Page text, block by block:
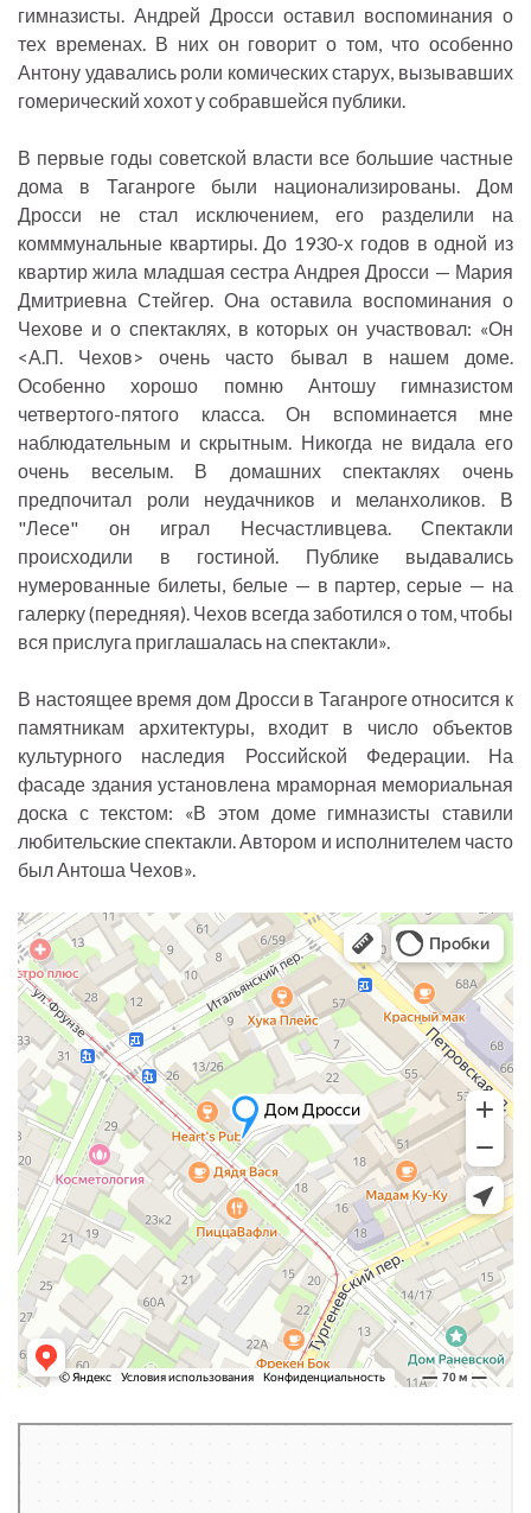
гимназисты. Андрей Дросси оставил воспоминания о
тех временах. В них он говорит о том, что особенно
Антону удавались роли комических старух, вызывавших
гомерический хохот у собравшейся публики.
В первые годы советской власти все большие частные
дома в Таганроге были национализированы. Дом
Дросси не стал исключением, его разделили на
комммунальные квартиры. До 1930-х годов в одной из
квартир жила младшая сестра Андрея Дросси — Мария
Дмитриевна Стейгер. Она оставила воспоминания о
Чехове и о спектаклях, в которых он участвовал: «Он
<А.П. Чехов> очень часто бывал в нашем доме.
Особенно хорошо помню Антошу гимназистом
четвертого-пятого класса. Он вспоминается мне
наблюдательным и скрытным. Никогда не видала его
очень веселым. В домашних спектаклях очень
предпочитал роли неудачников и меланхоликов. В
"Лесе" он играл Несчастливцева. Спектакли
происходили в гостиной. Публике выдавались
нумерованные билеты, белые — в партер, серые — на
галерку (передняя). Чехов всегда заботился о том, чтобы
вся прислуга приглашалась на спектакли».
В настоящее время дом Дросси в Таганроге относится к
памятникам архитектуры, входит в число объектов
культурного наследия Российской Федерации. На
фасаде здания установлена мраморная мемориальная
доска с текстом: «В этом доме гимназисты ставили
любительские спектакли. Автором и исполнителем часто
был Антоша Чехов».